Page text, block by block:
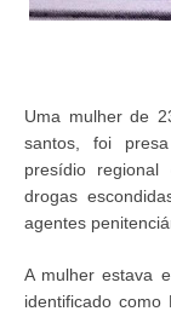
Uma mulher de
santos, foi
presídio
drogas
agentes
A mulher estava
identificado